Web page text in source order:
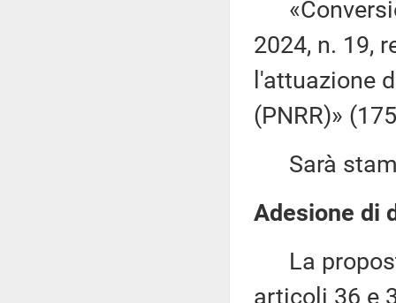
2024, n. 19,
l'attuazione
(PNRR)»
Sarà
Adesione di
La
articoli 36 e